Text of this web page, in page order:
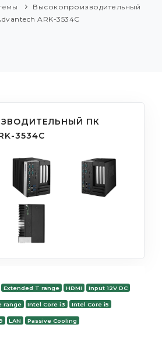
Высокопроизводительный
ARK-3534C
ПК
3534C
Extended T range HDMI Input 12V DC
range Intel Core i3 Intel Core i5
LAN Passive Cooling